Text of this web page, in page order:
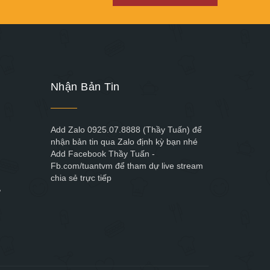
Nhận Bản Tin
Add Zalo 0925.07.8888 (Thầy Tuấn) để
nhận bản tin qua Zalo định kỳ bạn nhé
Add Facebook Thầy Tuấn -
Fb.com/tuantvm để tham dự live stream
chia sẻ trực tiếp